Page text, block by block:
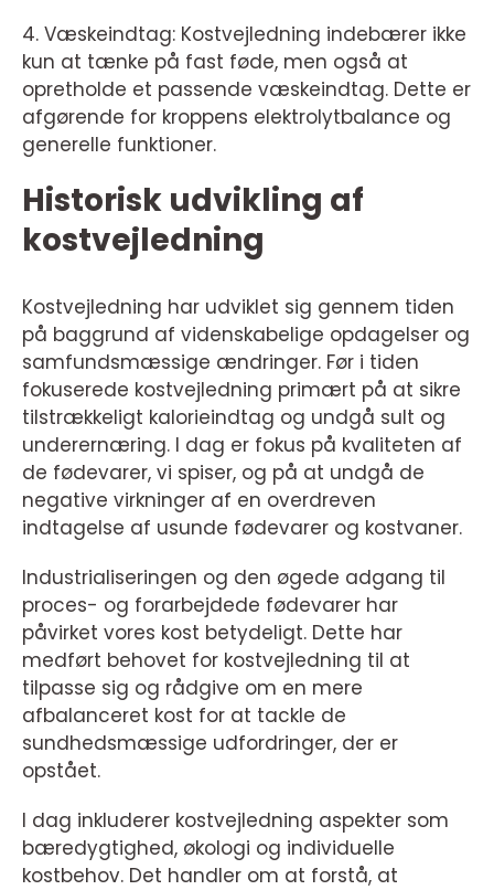
4. Væskeindtag: Kostvejledning indebærer ikke
kun at tænke på fast føde, men også at
opretholde et passende væskeindtag. Dette er
afgørende for kroppens elektrolytbalance og
generelle funktioner.
Historisk udvikling af
kostvejledning
Kostvejledning har udviklet sig gennem tiden
på baggrund af videnskabelige opdagelser og
samfundsmæssige ændringer. Før i tiden
fokuserede kostvejledning primært på at sikre
tilstrækkeligt kalorieindtag og undgå sult og
underernæring. I dag er fokus på kvaliteten af
de fødevarer, vi spiser, og på at undgå de
negative virkninger af en overdreven
indtagelse af usunde fødevarer og kostvaner.
Industrialiseringen og den øgede adgang til
proces- og forarbejdede fødevarer har
påvirket vores kost betydeligt. Dette har
medført behovet for kostvejledning til at
tilpasse sig og rådgive om en mere
afbalanceret kost for at tackle de
sundhedsmæssige udfordringer, der er
opstået.
I dag inkluderer kostvejledning aspekter som
bæredygtighed, økologi og individuelle
kostbehov. Det handler om at forstå, at